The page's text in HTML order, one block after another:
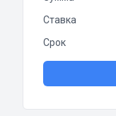
Ставка
Срок